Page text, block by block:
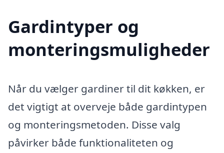
Gardintyper og
monteringsmuligheder
Når du vælger gardiner til dit køkken, er
det vigtigt at overveje både gardintypen
og monteringsmetoden. Disse valg
påvirker både funktionaliteten og